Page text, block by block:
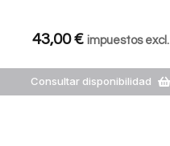
43,00€ impuestos excl.
Consultar disponibilidad